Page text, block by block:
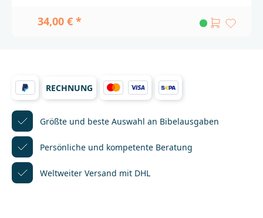
Sie:Fremdsprachige Ausgaben werden aus
unterschiedlichen Ländern importiert. Durch weite
Lieferfähigkeit
vorbehalten._____________________________________________
________________Bei Fragen zur Produktsicherheit
wenden Sie sich bitte an:Deutsche
BibelgesellschaftBalinger Str. 31 A70567
Stuttgartproduktsicherheit@dbg.de
34,00 € *
RECHNUNG
Größte und beste Auswahl an Bibelausgaben
Persönliche und kompetente Beratung
Weltweiter Versand mit DHL